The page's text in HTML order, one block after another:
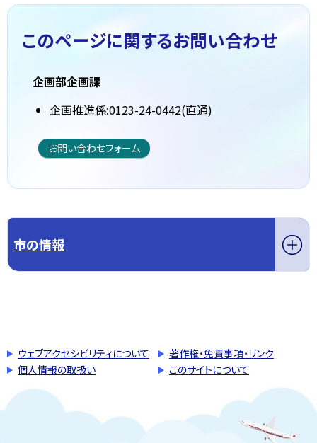
このページに関するお問い合わせ
企画部企画課
企画推進係:0123-24-0442(直通)
お問い合わせフォーム
市の情報
ウェブアクセシビリティについて
著作権・免責事項・リンク
個人情報の取扱い
このサイトについて